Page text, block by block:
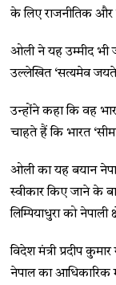
के लिए राजनीतिक और
ओली ने यह उम्मीद भी
उल्लेखित ‘सत्यमेव
उन्होंने कहा कि वह
चाहते हैं कि भारत
ओली का यह बयान
स्वीकार किए जाने के
लिम्पियाधुरा को नेपाली
विदेश मंत्री प्रदीप
नेपाल का आधिकारिक